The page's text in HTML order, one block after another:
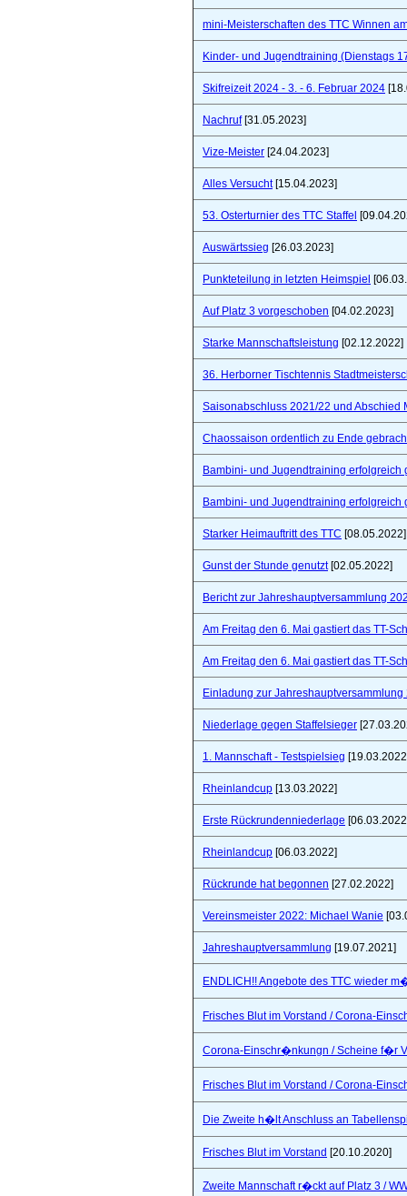
mini-Meisterschaften des TTC Winnen
Kinder- und Jugendtraining (Dienstags
Skifreizeit 2024 - 3. - 6. Februar 2024
Nachruf[31.05.2023]
Vize-Meister [24.04.2023]
Alles Versucht[15.04.2023]
53. Osterturnier des TTC Staffel
Auswärtssieg [26.03.2023]
Punkteteilung in letzten Heimspiel
Auf Platz 3 vorgeschoben [04.02.2023]
Starke Mannschaftsleistung [02.12.2022]
36. Herborner Tischtennis
Saisonabschluss 2021/22 und Abschied
Chaossaison ordentlich zu Ende
Bambini- und Jugendtraining erfolgreich
Bambini- und Jugendtraining erfolgreich
Starker Heimauftritt des TTC [08.05.2022]
Gunst der Stunde genutzt[02.05.2022]
Bericht zur Jahreshauptversammlung
Am Freitag den 6. Mai gastiert das TT-
Am Freitag den 6. Mai gastiert das TT-
Einladung zur Jahreshauptversammlung
Niederlage gegen Staffelsieger
1. Mannschaft - Testspielsieg
Rheinlandcup [13.03.2022]
Erste Rückrundenniederlage
Rheinlandcup [06.03.2022]
Rückrunde hat begonnen [27.02.2022]
Vereinsmeister 2022: Michael Wanie
Jahreshauptversammlung [19.07.2021]
ENDLICH!! Angebote des TTC wieder
Frisches Blut im Vorstand / Corona-
Corona-Einschr�nkungn / Scheine f�r
Frisches Blut im Vorstand / Corona-
Die Zweite h�lt Anschluss an
Frisches Blut im Vorstand [20.10.2020]
Zweite Mannschaft r�ckt auf Platz 3 /